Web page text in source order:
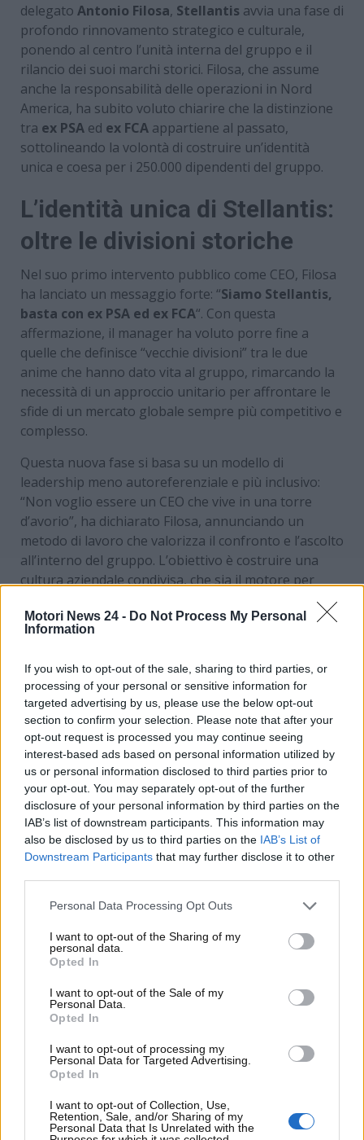
Motori News 24 - Do Not Process My Personal
Information
If you wish to opt-out of the sale, sharing to third parties, or
processing of your personal or sensitive information for
targeted advertising by us, please use the below opt-out
section to confirm your selection. Please note that after your
opt-out request is processed you may continue seeing
interest-based ads based on personal information utilized by
us or personal information disclosed to third parties prior to
your opt-out. You may separately opt-out of the further
disclosure of your personal information by third parties on the
IAB’s list of downstream participants. This information may
also be disclosed by us to third parties on the IAB’s List of
Downstream Participants that may further disclose it to other
Personal Data Processing Opt Outs
I want to opt-out of the Sharing of my
personal data.
Opted In
I want to opt-out of the Sale of my
Personal Data.
Opted In
I want to opt-out of processing my
Personal Data for Targeted Advertising.
Opted In
I want to opt-out of Collection, Use,
Retention, Sale, and/or Sharing of my
Personal Data that Is Unrelated with the
delegato Antonio Filosa, Stellantis avvia una fase di
profondo rinnovamento strategico e culturale,
ponendo al centro l’unità interna del gruppo e il
rilancio dei suoi marchi storici. Filosa, che assume
anche la responsabilità delle operazioni in Nord
America, ha subito voluto chiarire che la distinzione
tra ex PSA ed ex FCA appartiene al passato,
sottolineando la volontà di costruire un’identità
unica e coesa per i 250.000 dipendenti del gruppo.
L’identità unica di Stellantis:
oltre le divisioni storiche
Nel suo primo intervento pubblico come CEO, Filosa
ha lanciato un messaggio forte: “Siamo Stellantis,
basta con ex PSA ed ex FCA“. Con questa
affermazione, il manager ha voluto porre fine a
quelle che definisce “vecchie divisioni” tra le due
anime che hanno dato vita al gruppo, rimarcando la
necessità di un approccio unitario per affrontare le
sfide di un mercato globale sempre più competitivo e
complesso.
Questa nuova fase si basa su un modello di
leadership meno autoreferenziale e più inclusivo:
“Non voglio essere un CEO che vive in una torre
d’avorio”, ha dichiarato Filosa, annunciando un
metodo di lavoro che valorizza il confronto e l’ascolto
all’interno del gruppo. L’obiettivo è costruire una
cultura aziendale condivisa, che sia il motore per
l’innovazione e la crescita sostenibile di Stellantis.